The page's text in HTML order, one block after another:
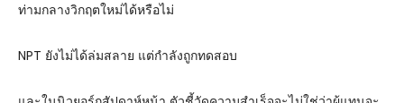
ท่ามกลางวิกฤตใหม่ได้หรือไม่
NPT ยังไม่ได้ล่มสลาย แต่กำลังถูกทดสอบ